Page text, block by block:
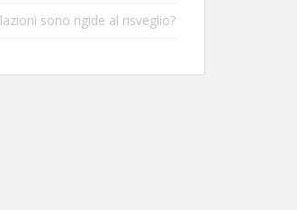
sono rigide al risveglio?